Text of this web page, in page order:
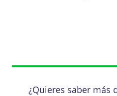
¿Quieres saber más